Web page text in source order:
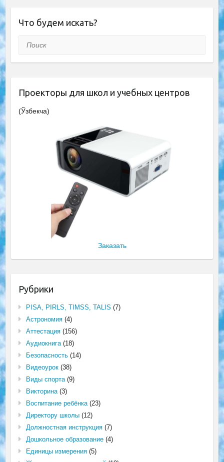
Что будем искать?
Поиск
Проекторы для школ и учебных центров
(Ўзбекча)
Заказать
Рубрики
PISA, PIRLS, TIMSS, TALIS (7)
Астрономия(4)
Аттестация(156)
Аудиокнига(18)
Безопасность(14)
Видеоурок(38)
Виды спорта(9)
Викторина(3)
Воспитание ребёнка(23)
Директору школы(12)
Должностная инструкция(7)
Дошкольное образование(4)
Единицы измерения(5)